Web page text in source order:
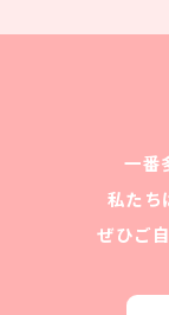
一番
私たち
ぜひご